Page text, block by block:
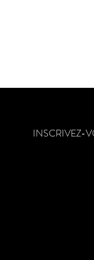
INSCRIVEZ-